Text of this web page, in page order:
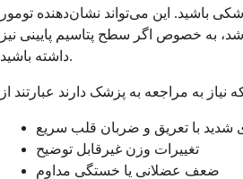
باشید. این می‌تواند نشان‌دهنده تومور
به خصوص اگر سطح پتاسیم پایینی نیز
داشته باشید.
شدید با تعریق و ضربان قلب سریع
تغییرات وزن غیرقابل توضیح
ضعف عضلانی یا خستگی مداوم